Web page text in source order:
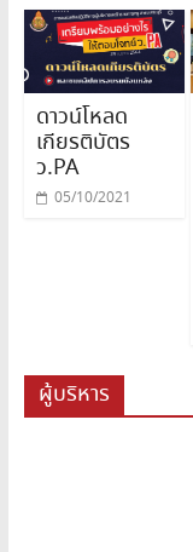
ดาวน์โหลด
เกียรติบัตร
ว.PA
05/10/2021
ผู้บริหาร